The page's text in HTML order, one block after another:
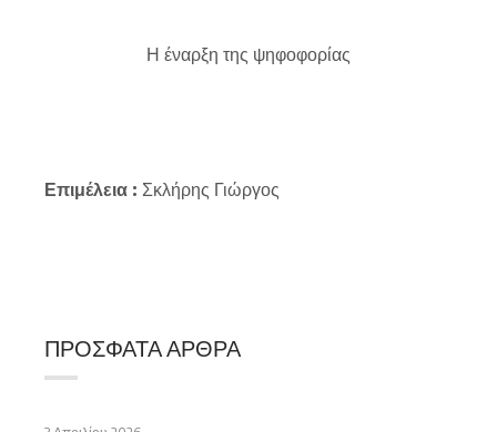
Η έναρξη της ψηφοφορίας
Επιμέλεια : Σκλήρης Γιώργος
ΠΡΌΣΦΑΤΑ ΆΡΘΡΑ